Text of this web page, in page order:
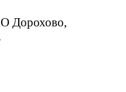
Дорохово,